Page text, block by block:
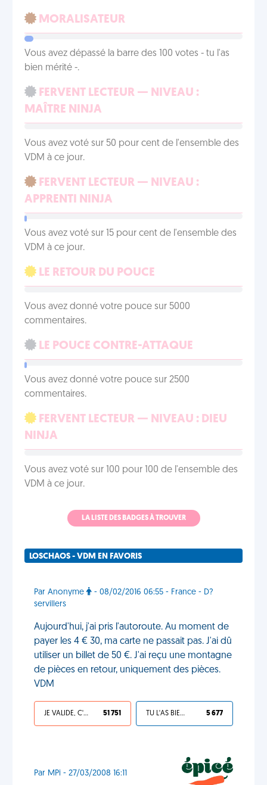
MORALISATEUR
Vous avez dépassé la barre des 100 votes - tu l'as
bien mérité -.
FERVENT LECTEUR — NIVEAU :
MAÎTRE NINJA
Vous avez voté sur 50 pour cent de l'ensemble des
VDM à ce jour.
FERVENT LECTEUR — NIVEAU :
APPRENTI NINJA
Vous avez voté sur 15 pour cent de l'ensemble des
VDM à ce jour.
LE RETOUR DU POUCE
Vous avez donné votre pouce sur 5000
commentaires.
LE POUCE CONTRE-ATTAQUE
Vous avez donné votre pouce sur 2500
commentaires.
FERVENT LECTEUR — NIVEAU : DIEU
NINJA
Vous avez voté sur 100 pour 100 de l'ensemble des
VDM à ce jour.
LA LISTE DES BADGES À TROUVER
LOSCHAOS - VDM EN FAVORIS
Par Anonyme
- 08/02/2016 06:55 - France - D?
servillers
Aujourd'hui, j'ai pris l'autoroute. Au moment de
payer les 4 € 30, ma carte ne passait pas. J'ai dû
utiliser un billet de 50 €. J'ai reçu une montagne
de pièces en retour, uniquement des pièces.
VDM
JE VALIDE, C'EST UNE VDM 51 751 TU L'AS BIEN MÉRITÉ 5 677
Par MPi - 27/03/2008 16:11